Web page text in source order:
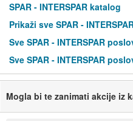
SPAR - INTERSPAR katalog
Prikaži sve SPAR -
Sve SPAR - INTERSPAR
Sve SPAR - INTERSPAR
Mogla bi te zanimati akcije iz